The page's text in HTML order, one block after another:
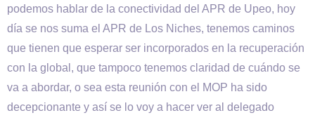
podemos hablar de la conectividad del APR de Upeo, hoy
día se nos suma el APR de Los Niches, tenemos caminos
que tienen que esperar ser incorporados en la recuperación
con la global, que tampoco tenemos claridad de cuándo se
va a abordar, o sea esta reunión con el MOP ha sido
decepcionante y así se lo voy a hacer ver al delegado